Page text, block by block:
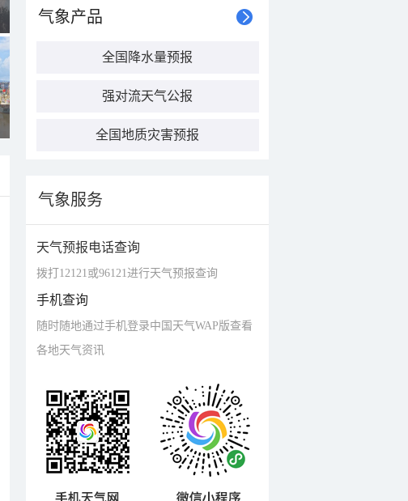
气象产品
全国降水量预报
强对流天气公报
全国地质灾害预报
气象服务
天气预报电话查询
拨打12121或96121进行天气预报查询
手机查询
随时随地通过手机登录中国天气WAP版查看
各地天气资讯